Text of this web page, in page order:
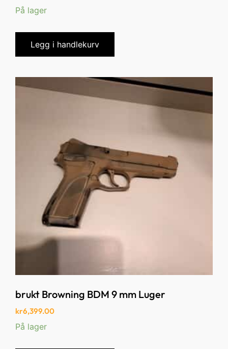
På lager
Legg i handlekurv
brukt Browning BDM 9 mm Luger
kr6,399.00
På lager